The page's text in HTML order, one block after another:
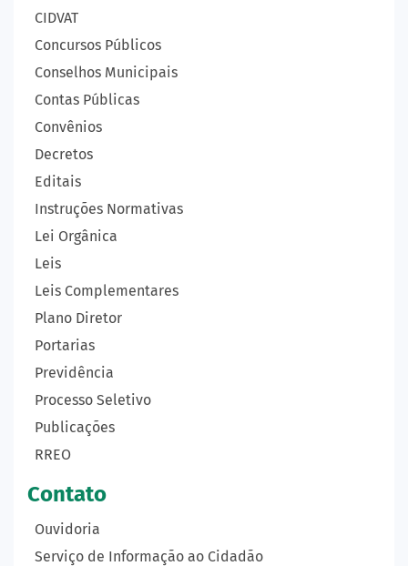
CIDVAT
Concursos Públicos
Conselhos Municipais
Contas Públicas
Convênios
Decretos
Editais
Instruções Normativas
Lei Orgânica
Leis
Leis Complementares
Plano Diretor
Portarias
Previdência
Processo Seletivo
Publicações
RREO
Contato
Ouvidoria
Serviço de Informação ao Cidadão